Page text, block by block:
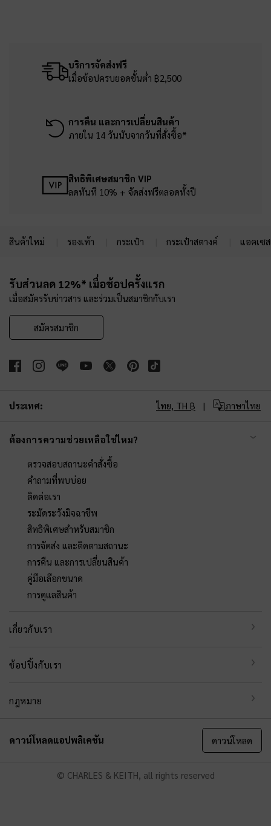
บริการจัดส่งฟรี
เมื่อช้อปครบยอดขั้นต่ำ ฿2,500
การคืน และการเปลี่ยนสินค้า
ภายใน 14 วันนับจากวันที่สั่งซื้อ*
สิทธิพิเศษสมาชิก VIP
ลดทันที 10% + จัดส่งฟรีตลอดทั้งปี
สินค้าใหม่ รองเท้า กระเป๋า กระเป๋าสตางค์ แอคเซ
รับส่วนลด 12%* เมื่อช้อปครั้งแรก
เมื่อสมัครรับข่าวสาร และร่วมเป็นสมาชิกกับเรา
สมัครสมาชิก
ประเทศ: ไทย, TH ฿ ภาษาไทย
ต้องการความช่วยเหลือใช่ไหม?
ตรวจสอบสถานะคำสั่งซื้อ
คำถามที่พบบ่อย
ติดต่อเรา
ระมัดระวังมิจฉาชีพ
สิทธิพิเศษสำหรับสมาชิก
การจัดส่ง และติดตามสถานะ
การคืน และการเปลี่ยนสินค้า
คู่มือเลือกขนาด
การดูแลสินค้า
เกี่ยวกับเรา
ช้อปปิ้งกับเรา
กฎหมาย
ดาวน์โหลดแอปพลิเคชัน ดาวน์โหลด
© CHARLES & KEITH, all rights reserved